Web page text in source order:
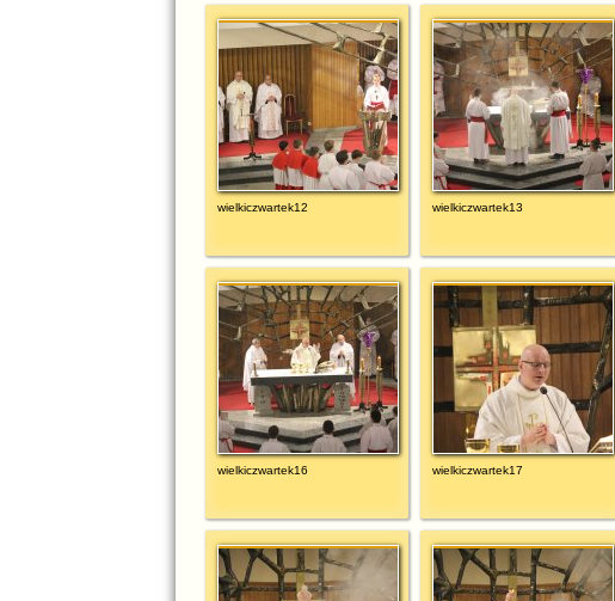
wielkiczwartek12 wielkiczwartek13
wielkiczwartek16 wielkiczwartek17